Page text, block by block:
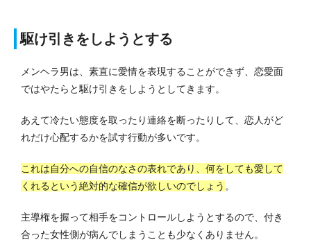
駆け引きをしようとする
メンヘラ男は、素直に愛情を表現することができず、恋愛面
ではやたらと駆け引きをしようとしてきます。
あえて冷たい態度を取ったり連絡を断ったりして、恋人がど
れだけ心配するかを試す行動が多いです。
これは自分への自信のなさの表れであり、何をしても愛して
くれるという絶対的な確信が欲しいのでしょう 。
主導権を握って相手をコントロールしようとするので、付き
合った女性側が病んでしまうことも少なくありません。